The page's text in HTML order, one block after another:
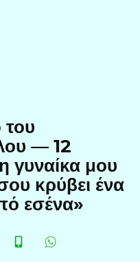
— 12
γυναίκα μου
κρύβει ένα
εσένα»